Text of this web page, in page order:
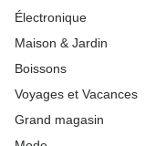
Électronique
Maison & Jardin
Boissons
Voyages et Vacances
Grand magasin